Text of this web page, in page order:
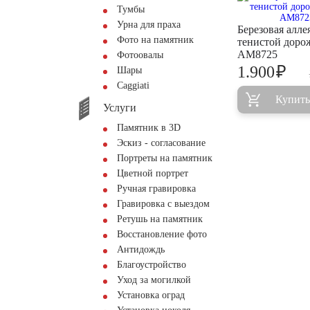
Тумбы
Урна для праха
Фото на памятник
Фотоовалы
Шары
Сaggiati
Услуги
Памятник в 3D
Эскиз - согласование
Портреты на памятник
Цветной портрет
Ручная гравировка
Гравировка с выездом
Ретушь на памятник
Восстановление фото
Антидождь
Благоустройство
Уход за могилкой
Установка оград
Березовая
тенистой
AM8725
1.900₽
Купить